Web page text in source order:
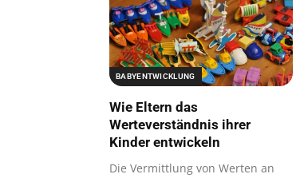
BABYENTWICKLUNG
Wie Eltern das
Werteverständnis ihrer
Kinder entwickeln
Die Vermittlung von Werten an